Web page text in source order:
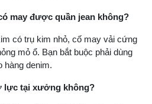
may được quần jean không?
có trụ kim nhỏ, cố may vải cứng
mỏ ổ. Bạn bắt buộc phải dùng
hàng denim.
lực tại xưởng không?